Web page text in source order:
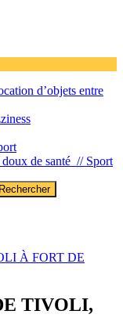
d’objets entre
de santé // Sport
À FORT DE
TIVOLI,